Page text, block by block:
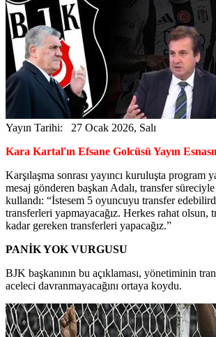
Yayın Tarihi: 27 Ocak 2026, Salı
Kara Kartal'ın Efsane Golcüsü Yayın
Karşılaşma sonrası yayıncı kuruluşta program
mesaj gönderen başkan Adalı, transfer
kullandı: “İstesem 5 oyuncuyu transfer
transferleri yapmayacağız. Herkes rahat olsun,
kadar gereken transferleri yapacağız.”
PANİK YOK VURGUSU
BJK başkanının bu açıklaması, yönetiminin
aceleci davranmayacağını ortaya koydu.